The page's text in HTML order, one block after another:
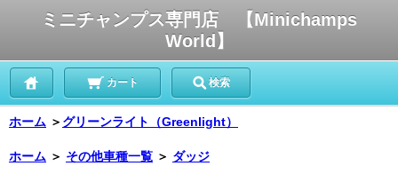
ミニチャンプス専門店 【Minichamps
World】
カート 検索
ホーム ＞ グリーンライト（Greenlight）
ホーム ＞ その他車種一覧 ＞ ダッジ